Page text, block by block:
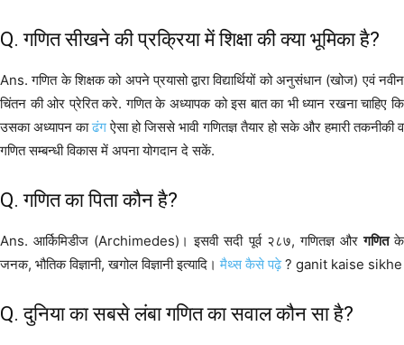
Q. गणित सीखने की प्रक्रिया में शिक्षा की क्या भूमिका है?
Ans. गणित के शिक्षक को अपने प्रयासो द्वारा विद्यार्थियों को अनुसंधान (खोज) एवं नवीन
चिंतन की ओर प्रेरित करे. गणित के अध्यापक को इस बात का भी ध्यान रखना चाहिए कि
उसका अध्यापन काढंगऐसा हो जिससे भावी गणितज्ञ तैयार हो सके और हमारी तकनीकी व
गणित सम्बन्धी विकास में अपना योगदान दे सकें.
Q. गणित का पिता कौन है?
Ans. आर्किमिडीज (Archimedes)। इसवी सदी पूर्व २८७, गणितज्ञ औरगणितके
जनक, भौतिक विज्ञानी, खगोल विज्ञानी इत्यादि।मैथ्स कैसे पढ़े? ganit kaise sikhe
Q. दुनिया का सबसे लंबा गणित का सवाल कौन सा है?